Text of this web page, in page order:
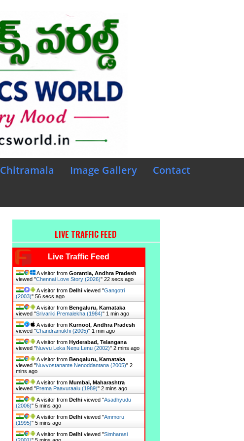
Chitramala Image Gallery
Contact
LIVE TRAFFIC FEED
Live Traffic Feed
A visitor from Gorantla, Andhra Pradesh
viewed "Chennai Love Story (2026)" 23 secs ago
A visitor from Delhiviewed "Gangotri
(2003)" 57 secs ago
A visitor from Bengaluru, Karnataka
viewed "Srivariki Premalekha (1984)" 1 min ago
A visitor from Kurnool, Andhra Pradesh
viewed "Chandramukhi (2005)" 2 mins ago
A visitor from Hyderabad, Telangana
viewed "Nuvvu Leka Nenu Lenu (2002)" 2 mins ago
A visitor from Bengaluru, Karnataka
viewed "Nuvvostanante Nenoddantana (2005)" 2
mins ago
A visitor from Mumbai, Maharashtra
viewed "Prema Paavuraalu (1989)" 2 mins ago
A visitor from Delhiviewed "Asadhyudu
(2006)" 5 mins ago
A visitor from Delhiviewed "Ammoru
(1995)" 5 mins ago
A visitor from Delhiviewed "Simharasi